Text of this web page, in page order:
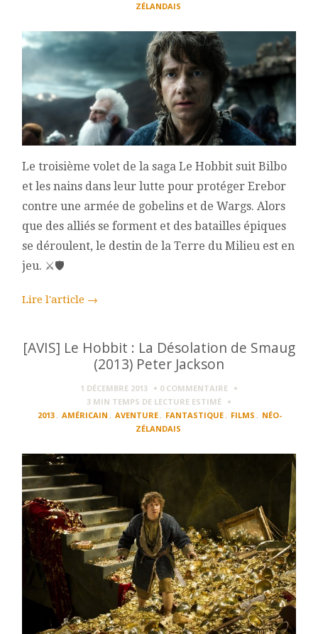
ZÉLANDAIS
Le troisième volet de la saga Le Hobbit suit Bilbo
et les nains dans leur lutte pour protéger Erebor
contre une armée de gobelins et de Wargs. Alors
que des alliés se forment et des batailles épiques
se déroulent, le destin de la Terre du Milieu est en
jeu. ⚔️🛡️
Lire l'article →
[AVIS] Le Hobbit : La Désolation de Smaug
(2013) Peter Jackson
1 DÉCEMBRE 2013
0 COMMENTAIRE
3 MIN TEMPS DE LECTURE ESTIMÉ
2013 , AMÉRICAIN , AVENTURE , FANTASTIQUE , FILMS , NÉO-
ZÉLANDAIS